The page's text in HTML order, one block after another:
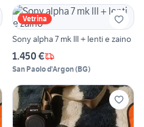
Vetrina
Sony alpha 7 mk III + lenti e zaino
1.450 €
San Paolo d'Argon(BG)